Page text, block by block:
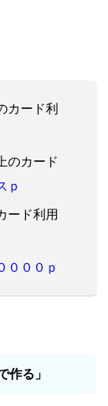
カード利
のカード
ｐ
ード利用
０００ｐ
作る」